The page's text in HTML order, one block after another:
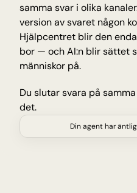
samma svar i olika
version av svaret någon
Hjälpcentret blir den
bor — och AI:n blir sättet
människor på.
Du slutar svara på
det.
Din agent har